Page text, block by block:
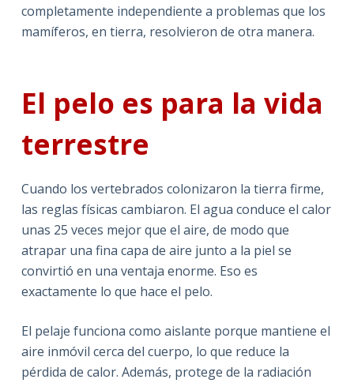
completamente independiente a problemas que los
mamíferos, en tierra, resolvieron de otra manera.
El pelo es para la vida
terrestre
Cuando los vertebrados colonizaron la tierra firme,
las reglas físicas cambiaron. El agua conduce el calor
unas 25 veces mejor que el aire, de modo que
atrapar una fina capa de aire junto a la piel se
convirtió en una ventaja enorme. Eso es
exactamente lo que hace el pelo.
El pelaje funciona como aislante porque mantiene el
aire inmóvil cerca del cuerpo, lo que reduce la
pérdida de calor. Además, protege de la radiación